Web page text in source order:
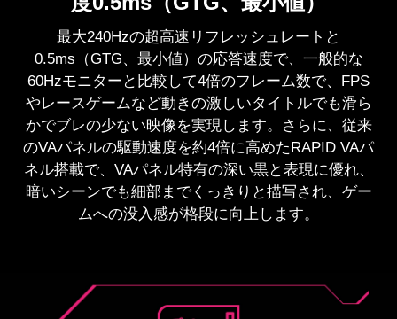
最大240Hzの超高速リフレッシュレートと
0.5ms（GTG、最小値）の応答速度で、一般的な
60Hzモニターと比較して4倍のフレーム数で、FPS
やレースゲームなど動きの激しいタイトルでも滑ら
かでブレの少ない映像を実現します。さらに、従来
のVAパネルの駆動速度を約4倍に高めたRAPID VAパ
ネル搭載で、VAパネル特有の深い黒と表現に優れ、
暗いシーンでも細部までくっきりと描写され、ゲー
ムへの没入感が格段に向上します。
ことによりゲームプレイのストレスとなるカクつき
やティアリング現象を抑えた、流れるような滑らか
な表示が可能で、長時間のゲームプレイにおいても
心地よいゲーム環境を提供します。
画面のチラツキやブルーライト軽減するアンチフリ
ッカー＆ブルーライトカット機能を備え、長時間の
ゲームプレイでも目の疲労を抑えます。